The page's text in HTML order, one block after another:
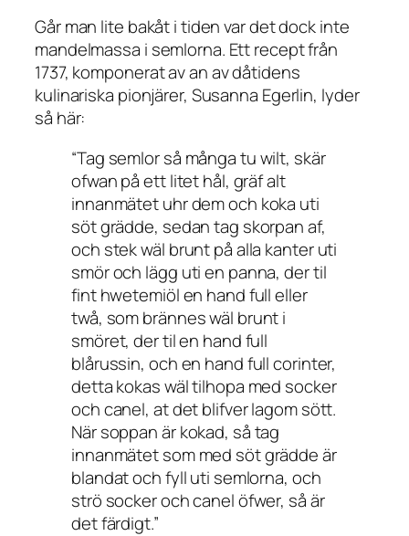
Går man lite bakåt i tiden var det dock inte
mandelmassa i semlorna. Ett recept från
1737, komponerat av an av dåtidens
kulinariska pionjärer, Susanna Egerlin, lyder
så här:
“Tag semlor så många tu wilt, skär
ofwan på ett litet hål, gräf alt
innanmätet uhr dem och koka uti
söt grädde, sedan tag skorpan af,
och stek wäl brunt på alla kanter uti
smör och lägg uti en panna, der til
fint hwetemiöl en hand full eller
twå, som brännes wäl brunt i
smöret, der til en hand full
blårussin, och en hand full corinter,
detta kokas wäl tilhopa med socker
och canel, at det blifver lagom sött.
När soppan är kokad, så tag
innanmätet som med söt grädde är
blandat och fyll uti semlorna, och
strö socker och canel öfwer, så är
det färdigt.”